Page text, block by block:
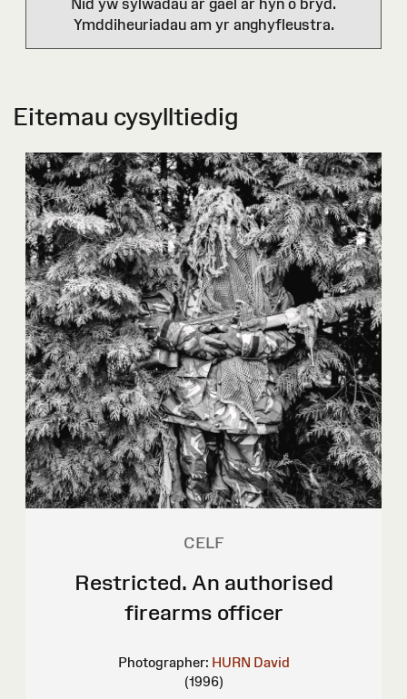
Nid yw sylwadau ar gael ar hyn o bryd.
Ymddiheuriadau am yr anghyfleustra.
Eitemau cysylltiedig
CELF
Restricted. An authorised
firearms officer
Photographer: HURN David
(1996)